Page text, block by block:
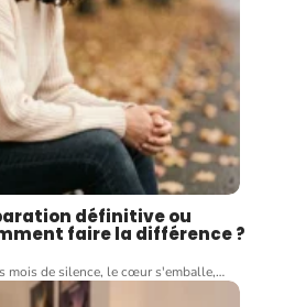
définitive ou
faire la différence ?
mois de silence, le cœur s'emballe,…